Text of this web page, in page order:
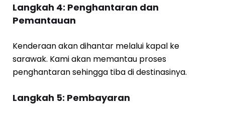
Langkah 4: Penghantaran dan
Pemantauan
Kenderaan akan dihantar melalui kapal ke
sarawak. Kami akan memantau proses
penghantaran sehingga tiba di destinasinya.
Langkah 5: Pembayaran